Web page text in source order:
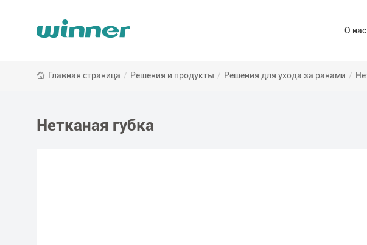
О нас
Главная страница / Решения и продукты / Решения для ухода за ранами /
Нетканая губка